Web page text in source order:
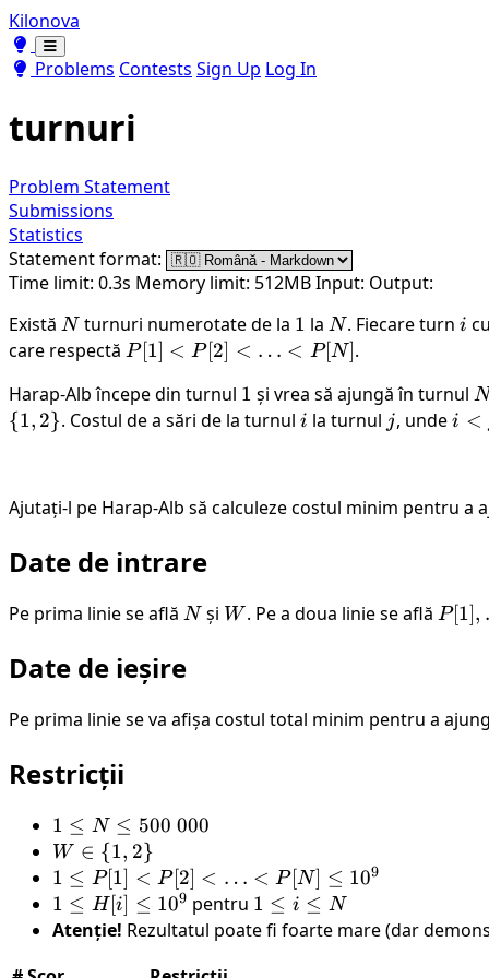
Kilonova
Toggle theme
Toggle theme
Problems Contests Sign Up Log In
turnuri
Problem Statement
Submissions
Statistics
Statement format:
Time limit: 0.3s Memory limit: 512MBInput: Output:
Există N
N turnuri numerotate de la 1
1 laN
N. Fiecare turni
i cu
care respectă P[1]
P[2]
<
P[N]
P[1] < P [2] < … < P[N].
Harap-Alb începe din turnul 1
1 și vrea să ajungă în turnul N
N
{1, 2}. Costul de a sări de la turnuli
i la turnul j
j, undei
i <
Ajutați-l pe Harap-Alb să calculeze costul minim pentru a
Date de intrare
Pe prima linie se află N
N și W
W . Pe a doua linie se află P[1],
P[1],
Date de ieșire
Pe prima linie se va afișa costul total minim pentru a
Restricții
1
\leq
N
\leq
500
1 ≤ N ≤ 500 000
W
\in
\
{1,
W ∈ {1, 2}
1 \leq
P[1]
<
1 ≤ P[1] < P[2] < … < P [N] ≤ 109
1
\leq
1 ≤ H [i] ≤ 109 pentru 1
\leq
1 ≤ i ≤ N
Atenție! Rezultatul poate fi foarte mare (dar